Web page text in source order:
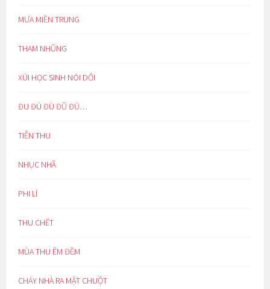
MƯA MIỀN TRUNG
THAM NHŨNG
XÚI HỌC SINH NÓI DỐI
ĐU ĐÚ ĐÙ ĐŨ ĐỦ…
TIỄN THU
NHỤC NHÃ
PHI LÍ
THU CHẾT
MÙA THU ÊM ĐỀM
CHÁY NHÀ RA MẶT CHUỘT